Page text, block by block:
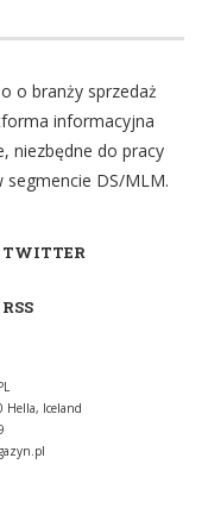
o branży sprzedaż
informacyjna
niezbędne do pracy
segmencie DS/MLM.
TWITTER
RSS
Hella, Iceland